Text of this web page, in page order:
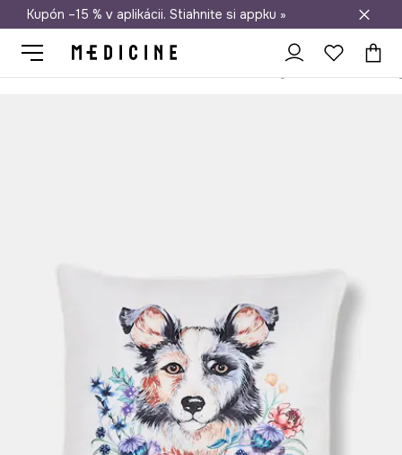
Doprava zadarmo od 50 €
Kupón –15 % v aplikácii. Stiahnite si appku »